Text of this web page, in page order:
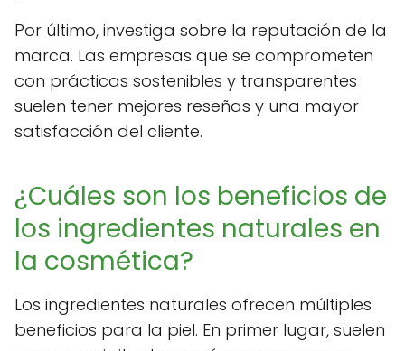
Por último, investiga sobre la reputación de la
marca. Las empresas que se comprometen
con prácticas sostenibles y transparentes
suelen tener mejores reseñas y una mayor
satisfacción del cliente.
¿Cuáles son los beneficios de
los ingredientes naturales en
la cosmética?
Los ingredientes naturales ofrecen múltiples
beneficios para la piel. En primer lugar, suelen